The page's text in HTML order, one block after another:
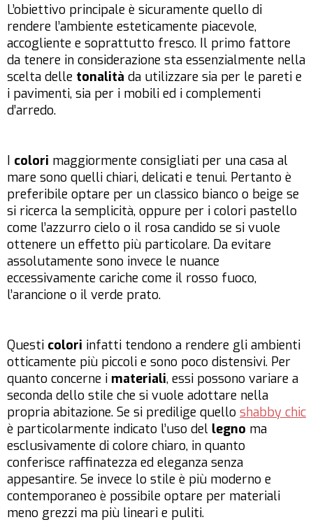
L’obiettivo principale è sicuramente quello di
rendere l’ambiente esteticamente piacevole,
accogliente e soprattutto fresco. Il primo fattore
da tenere in considerazione sta essenzialmente nella
scelta delle tonalità da utilizzare sia per le pareti e
i pavimenti, sia per i mobili ed i complementi
d’arredo.
I colori maggiormente consigliati per una casa al
mare sono quelli chiari, delicati e tenui. Pertanto è
preferibile optare per un classico bianco o beige se
si ricerca la semplicità, oppure per i colori pastello
come l’azzurro cielo o il rosa candido se si vuole
ottenere un effetto più particolare. Da evitare
assolutamente sono invece le nuance
eccessivamente cariche come il rosso fuoco,
l’arancione o il verde prato.
Questi colori infatti tendono a rendere gli ambienti
otticamente più piccoli e sono poco distensivi. Per
quanto concerne i materiali, essi possono variare a
seconda dello stile che si vuole adottare nella
propria abitazione. Se si predilige quello shabby chic
è particolarmente indicato l’uso del legno ma
esclusivamente di colore chiaro, in quanto
conferisce raffinatezza ed eleganza senza
appesantire. Se invece lo stile è più moderno e
contemporaneo è possibile optare per materiali
meno grezzi ma più lineari e puliti.